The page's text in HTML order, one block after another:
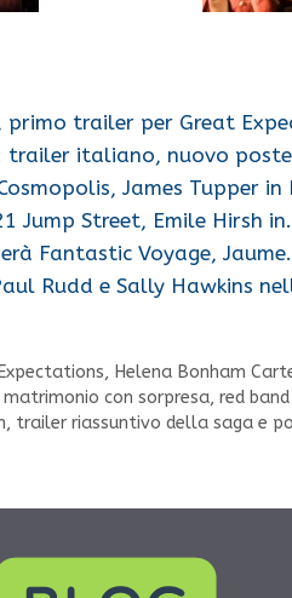
primo trailer per Great
trailer italiano, nuovo
James Tupper
Jump Street, Emile Hirsh
Fantastic Voyage,
Rudd e Sally Hawkins
, Helena Bonham
matrimonio con sorpresa, red
trailer riassuntivo della saga e